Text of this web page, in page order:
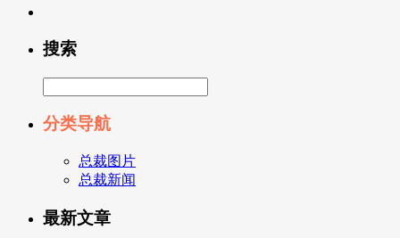
搜索
分类导航
总裁图片
总裁新闻
最新文章